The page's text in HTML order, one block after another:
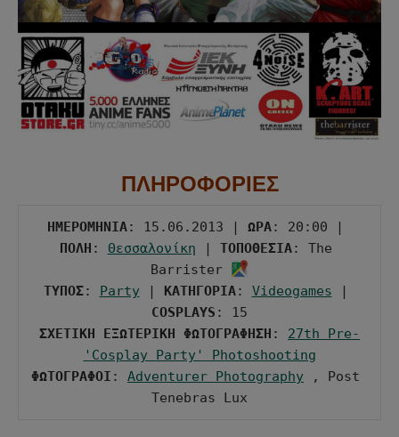
ΠΛΗΡΟΦΟΡΙΕΣ
ΗΜΕΡΟΜΗΝΙΑ: 15.06.2013 | ΩΡΑ
ΠΟΛΗ : Θεσσαλονίκη | ΤΟΠΟΘΕΣΙΑ: The
Barrister
ΤΥΠΟΣ: Party | ΚΑΤΗΓΟΡΙΑ: Videogames
COSPLAYS
ΣΧΕΤΙΚΗ ΕΞΩΤΕΡΙΚΗ ΦΩΤΟΓΡΑΦΗΣΗ : 27th Pre-
'Cosplay Party' Photoshooting
ΦΩΤΟΓΡΑΦΟΙ : Adventurer Photography , Post
Tenebras Lux